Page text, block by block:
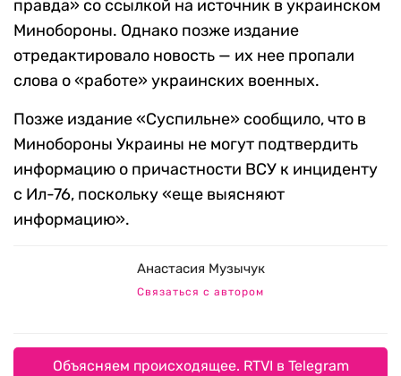
правда» со ссылкой на источник в украинском
Минобороны. Однако позже издание
отредактировало новость — их нее пропали
слова о «работе» украинских военных.
Позже издание «Суспильне» сообщило, что в
Минобороны Украины не могут подтвердить
информацию о причастности ВСУ к инциденту
с Ил-76, поскольку «еще выясняют
информацию».
Анастасия Музычук
Связаться с автором
Объясняем происходящее. RTVI в Telegram